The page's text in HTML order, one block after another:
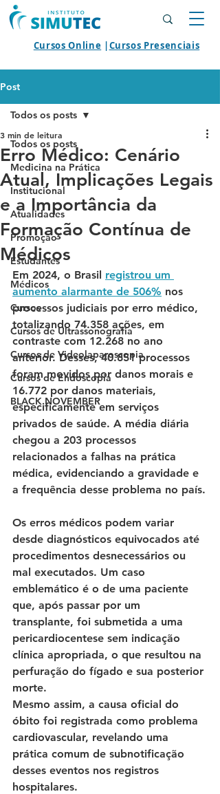
Cursos Online |Cursos Presenciais
Post
Todos os posts
Medicina na Prática
Institucional
Atualidades
Promoção
Estudantes
Médicos
Cursos
Cursos de Ultrassonografia
Cursos de Videolaparoscopia
Cursos de Endoscopia
BLACK NOVEMBER
Todos os posts
Erro Médico: Cenário
Atual, Implicações Legais
e a Importância da
Formação Contínua de
Médicos
3 min de leitura
Em 2024, o Brasil registrou um
aumento alarmante de 506% nos
processos judiciais por erro médico,
totalizando 74.358 ações, em
contraste com 12.268 no ano
anterior. Desses, 40.851 processos
foram movidos por danos morais e
16.772 por danos materiais,
especificamente em serviços
privados de saúde. A média diária
chegou a 203 processos
relacionados a falhas na prática
médica, evidenciando a gravidade e
a frequência desse problema no país.
Os erros médicos podem variar
desde diagnósticos equivocados até
procedimentos desnecessários ou
mal executados. Um caso
emblemático é o de uma paciente
que, após passar por um
transplante, foi submetida a uma
pericardiocentese sem indicação
clínica apropriada, o que resultou na
perfuração do fígado e sua posterior
morte.
Mesmo assim, a causa oficial do
óbito foi registrada como problema
cardiovascular, revelando uma
prática comum de subnotificação
desses eventos nos registros
hospitalares.